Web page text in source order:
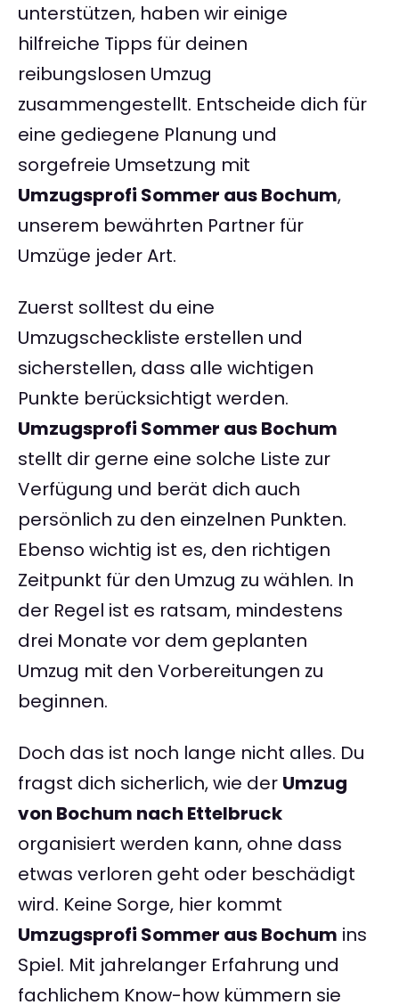
unterstützen, haben wir einige
hilfreiche Tipps für deinen
reibungslosen Umzug
zusammengestellt. Entscheide dich für
eine gediegene Planung und
sorgefreie Umsetzung mit
Umzugsprofi Sommer aus Bochum,
unserem bewährten Partner für
Umzüge jeder Art.
Zuerst solltest du eine
Umzugscheckliste erstellen und
sicherstellen, dass alle wichtigen
Punkte berücksichtigt werden.
Umzugsprofi Sommer aus Bochum
stellt dir gerne eine solche Liste zur
Verfügung und berät dich auch
persönlich zu den einzelnen Punkten.
Ebenso wichtig ist es, den richtigen
Zeitpunkt für den Umzug zu wählen. In
der Regel ist es ratsam, mindestens
drei Monate vor dem geplanten
Umzug mit den Vorbereitungen zu
beginnen.
Doch das ist noch lange nicht alles. Du
fragst dich sicherlich, wie der Umzug
von Bochum nach Ettelbruck
organisiert werden kann, ohne dass
etwas verloren geht oder beschädigt
wird. Keine Sorge, hier kommt
Umzugsprofi Sommer aus Bochum ins
Spiel. Mit jahrelanger Erfahrung und
fachlichem Know-how kümmern sie